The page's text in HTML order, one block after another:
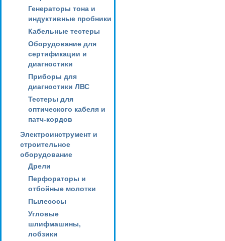
Генераторы тона и
индуктивные пробники
Кабельные тестеры
Оборудование для
сертификации и
диагностики
Приборы для
диагностики ЛВС
Тестеры для
оптического кабеля и
патч-кордов
Электроинструмент и
строительное
оборудование
Дрели
Перфораторы и
отбойные молотки
Пылесосы
Угловые
шлифмашины,
лобзики